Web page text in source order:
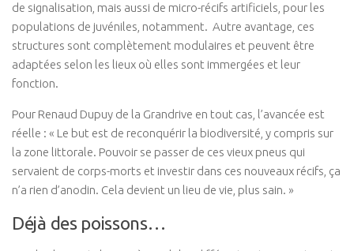
de signalisation, mais aussi de micro-récifs artificiels, pour les
populations de juvéniles, notamment. Autre avantage, ces
structures sont complètement modulaires et peuvent être
adaptées selon les lieux où elles sont immergées et leur
fonction.
Pour Renaud Dupuy de la Grandrive en tout cas, l’avancée est
réelle : « Le but est de reconquérir la biodiversité, y compris sur
la zone littorale. Pouvoir se passer de ces vieux pneus qui
servaient de corps-morts et investir dans ces nouveaux récifs, ça
n’a rien d’anodin. Cela devient un lieu de vie, plus sain. »
Déjà des poissons…